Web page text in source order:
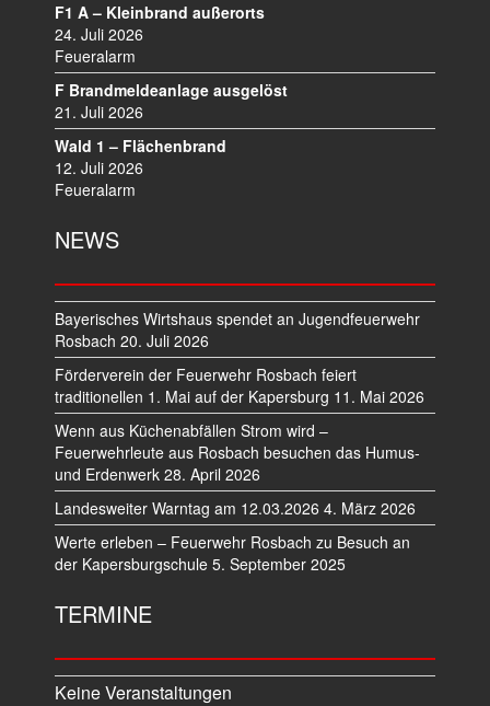
F1 A – Kleinbrand außerorts
24. Juli 2026
Feueralarm
F Brandmeldeanlage ausgelöst
21. Juli 2026
Wald 1 – Flächenbrand
12. Juli 2026
Feueralarm
NEWS
Bayerisches Wirtshaus spendet an Jugendfeuerwehr
Rosbach 20. Juli 2026
Förderverein der Feuerwehr Rosbach feiert
traditionellen 1. Mai auf der Kapersburg 11. Mai 2026
Wenn aus Küchenabfällen Strom wird –
Feuerwehrleute aus Rosbach besuchen das Humus-
und Erdenwerk 28. April 2026
Landesweiter Warntag am 12.03.2026 4. März 2026
Werte erleben – Feuerwehr Rosbach zu Besuch an
der Kapersburgschule 5. September 2025
TERMINE
Keine Veranstaltungen